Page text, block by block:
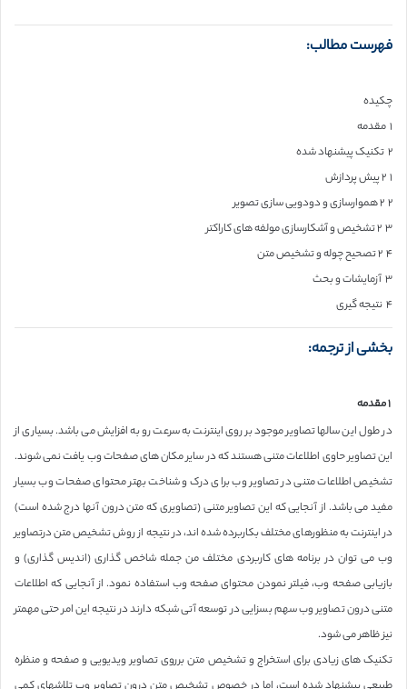
فهرست مطالب:
چکیده
۱ مقدمه
۲ تکنیک پیشنهاد شده
۱ ۲ پیش پردازش
۲ ۲ هموارسازی و دودویی سازی تصویر
۳ ۲ تشخیص و آشکارسازی مولفه های کاراکتر
۴ ۲ تصحیح چوله و تشخیص متن
۳ آزمایشات و بحث
۴ نتیجه گیری
بخشی از ترجمه:
در طول این سالها تصاویر موجود بر روی اینترنت به سرعت رو به افزایش می باشد. بسیاری از
این تصاویر حاوی اطلاعات متنی هستند که در سایر مکان های صفحات وب یافت نمی شوند.
تشخیص اطلاعات متنی در تصاویر وب برای درک و شناخت بهتر محتوای صفحات وب بسیار
مفید می باشد. از آنجایی که این تصاویر متنی (تصاویری که متن درون آنها درج شده است)
در اینترنت به منظورهای مختلف بکاربرده شده اند، در نتیجه از روش تشخیص متن درتصاویر
وب می توان در برنامه های کاربردی مختلف من جمله شاخص گذاری (اندیس گذاری) و
بازیابی صفحه وب، فیلتر نمودن محتوای صفحه وب استفاده نمود. از آنجایی که اطلاعات
متنی درون تصاویر وب سهم بسزایی در توسعه آتی شبکه دارند در نتیجه این امر حتی مهمتر
نیز ظاهر می شود.
تکنیک های زیادی برای استخراج و تشخیص متن برروی تصاویر ویدیویی و صفحه و منظره